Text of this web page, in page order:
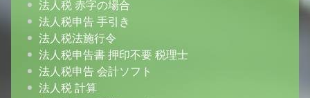
法人税 赤字の場合
法人税申告 手引き
法人税法施行令
法人税申告書 押印不要 税理士
法人税申告 会計ソフト
法人税 計算